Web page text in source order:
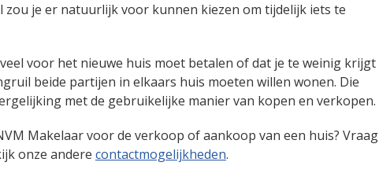
je er natuurlijk voor kunnen kiezen om tijdelijk iets te
voor het nieuwe huis moet betalen of dat je te weinig krijgt
beide partijen in elkaars huis moeten willen wonen. Die
met de gebruikelijke manier van kopen en verkopen.
Makelaar voor de verkoop of aankoop van een huis? Vraag
onze andere contactmogelijkheden.